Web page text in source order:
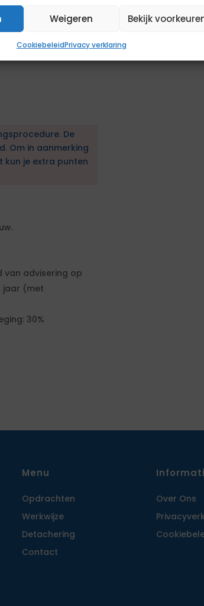
Weigeren Bekijk
CookiebeleidPrivacy verklaring
hebt affiniteit met
teken- en
en Illustrator.
De
Om in aanmerking
kun je extra punten
van advisering op
jaar (met
30%
Menu
Opdrachten
Werkwijze
Detachering
Contact
Over Ons